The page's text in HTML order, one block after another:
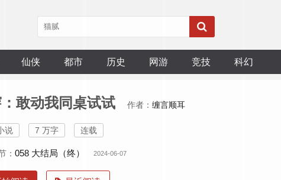
仙侠 都市 历史 网游 竞技 科幻
敢动我同桌试试 作者： 缠言顺耳
说 7 万字 连载
： 058 大结局（终） 2024-06-07